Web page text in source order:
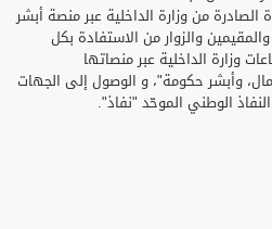
من وزارة الداخلية عبر منصة أبشر
والزوار من الاستفادة بكل
وزارة الداخلية عبر منصاتها
وأبشر حكومة"، و الوصول إلى الجهات
الوطني الموحّد "نفاذ".